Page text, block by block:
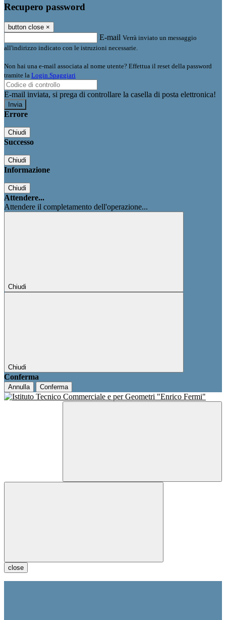
Recupero password
button close ×
E-mail Verrà inviato un messaggio
all'indirizzo indicato con le istruzioni necessarie.
Non hai una e-mail associata al nome utente? Effettua il reset della password
tramite la Login Spaggiari
E-mail inviata, si prega di controllare la casella di posta elettronica!
Errore
Chiudi
Successo
Chiudi
Informazione
Chiudi
Attendere...
Attendere il completamento dell'operazione...
Chiudi
Chiudi
Conferma
Annulla Conferma
close